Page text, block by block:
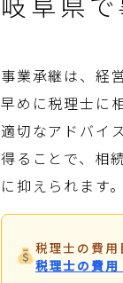
事業承継は、経
早めに税理士に
適切なアドバイ
得ることで、相
に抑えられます。
税理士の費用
税理士の費